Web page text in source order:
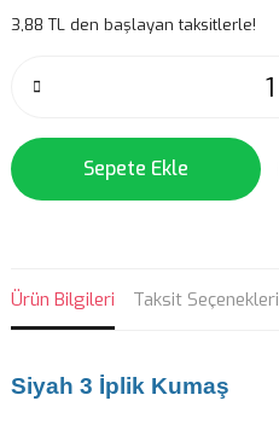
3,88 TL den başlayan taksitlerle!
Sepete Ekle
Ürün Bilgileri Taksit Seçenekleri
Siyah 3 İplik Kumaş